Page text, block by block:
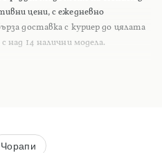
цени, с ежедневно
доставка с куриер до цялата
над 14 налични модела.
Чорапи